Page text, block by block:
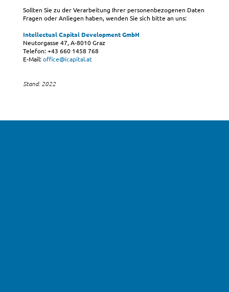
Sollten Sie zu der Verarbeitung Ihrer personenbezogenen Daten
Fragen oder Anliegen haben, wenden Sie sich bitte an uns:
Intellectual Capital Development GmbH
Neutorgasse 47, A-8010 Graz
Telefon: +43 660 1458 768
E-Mail:office@icapital.at
Stand: 2022